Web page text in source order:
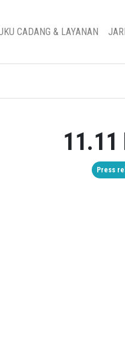
CADANG & LAYANAN
11.11
Press